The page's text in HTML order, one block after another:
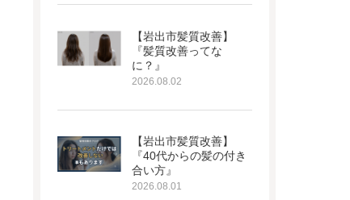
【岩出市髪質改善】
『髪質改善ってな
に？』
2026.08.02
【岩出市髪質改善】
『40代からの髪の付き
合い方』
2026.08.01